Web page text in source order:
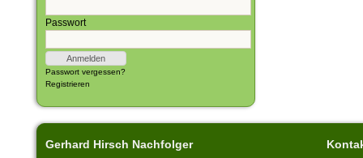
Passwort
Passwort vergessen?
Registrieren
Gerhard Hirsch Nachfolger